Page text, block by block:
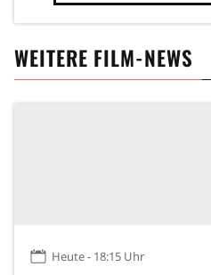
WEITERE FILM-NEWS
Heute - 18:15 Uhr